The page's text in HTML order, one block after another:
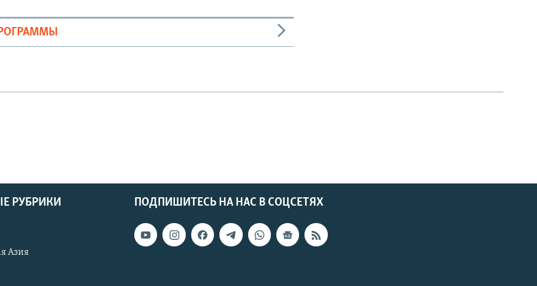
ПОДПИШИТЕСЬ НА НАС В СОЦСЕТЯХ
РУБРИКИ
Азия